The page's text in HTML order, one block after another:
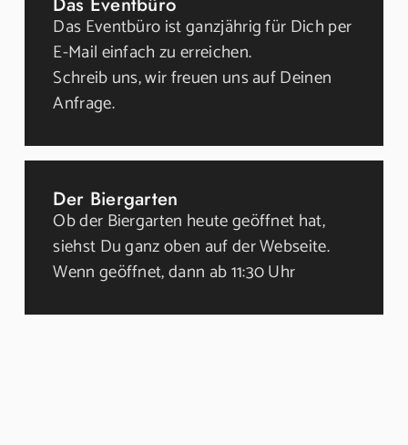
Das Eventbüro ist ganzjährig für Dich per
E-Mail einfach zu erreichen.
Schreib uns, wir freuen uns auf Deinen
Anfrage.
Der Biergarten
Ob der Biergarten heute geöffnet hat,
siehst Du ganz oben auf der Webseite.
Wenn geöffnet, dann ab 11:30 Uhr